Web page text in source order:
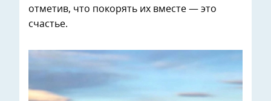
отметив, что покорять их вместе — это
счастье.